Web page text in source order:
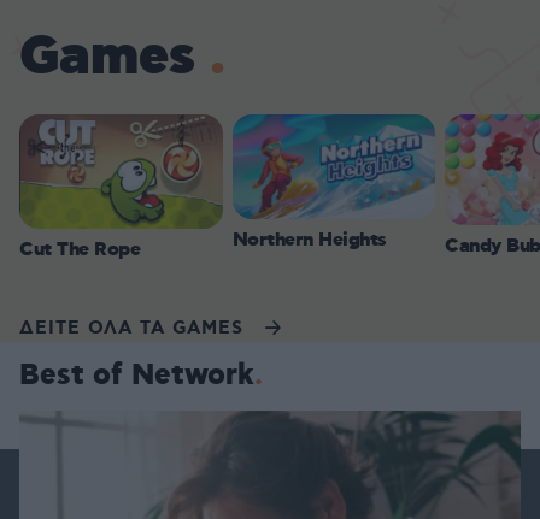
Games
Cut The Rope Northern Heights Candy
ΔΕΙΤΕ ΟΛΑ ΤΑ GAMES
Best of Network